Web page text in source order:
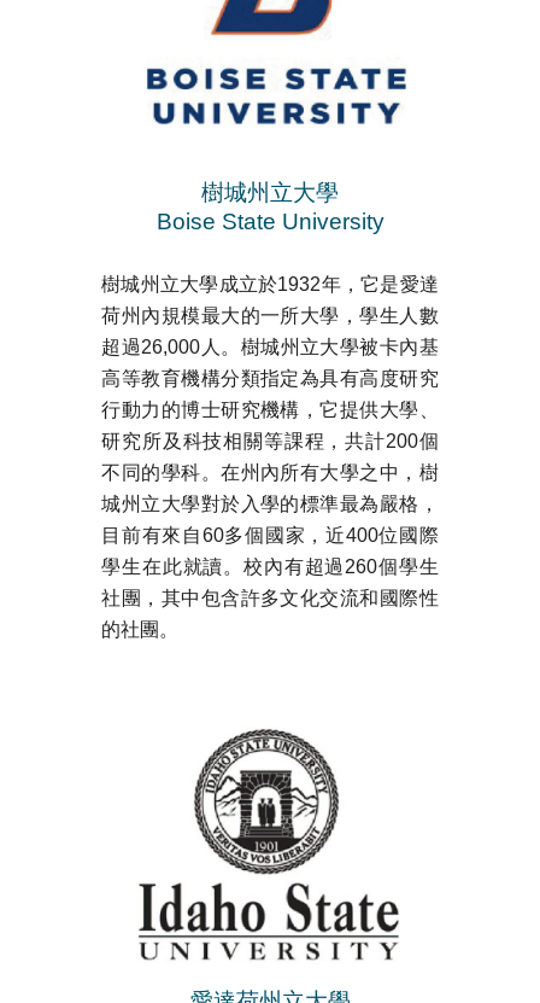
樹城州立大學
Boise State University
樹城州立大學成立於1932年，它是愛達
荷州內規模最大的一所大學，學生人數
超過26,000人。樹城州立大學被卡內基
高等教育機構分類指定為具有高度研究
行動力的博士研究機構，它提供大學、
研究所及科技相關等課程，共計200個
不同的學科。在州內所有大學之中，樹
城州立大學對於入學的標準最為嚴格，
目前有來自60多個國家，近400位國際
學生在此就讀。校內有超過260個學生
社團，其中包含許多文化交流和國際性
的社團。